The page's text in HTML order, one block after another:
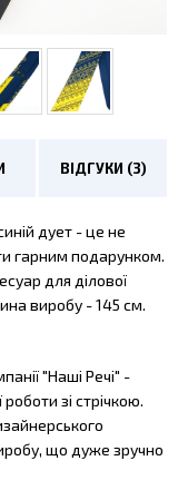
ВІДГУКИ (3)
дует - це не
гарним подарунком.
для ділової
виробу - 145 см.
"Наші Речі" -
зі стрічкою.
що дуже зручно